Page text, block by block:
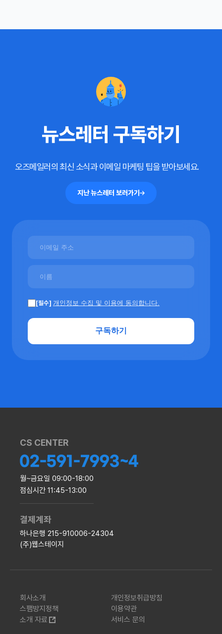
뉴스레터 구독하기
오즈메일러의 최신 소식과 이메일 마케팅 팁을 받아보세요.
지난 뉴스레터 보러가기
[필수] 개인정보 수집 및 이용에 동의합니다.
구독하기
CS CENTER
월~금요일 09:00-18:00
점심시간 11:45-13:00
결제계좌
하나은행 215-910006-24304
(주)웹스테이지
회사소개
개인정보취급방침
스팸방지정책
이용약관
소개 자료
서비스 문의